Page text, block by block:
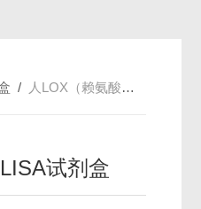
/ 人LOX（赖氨酸氧化酶）ELISA试剂盒
试剂盒